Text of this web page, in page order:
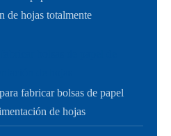
de hojas totalmente
fabricar bolsas de papel
de hojas